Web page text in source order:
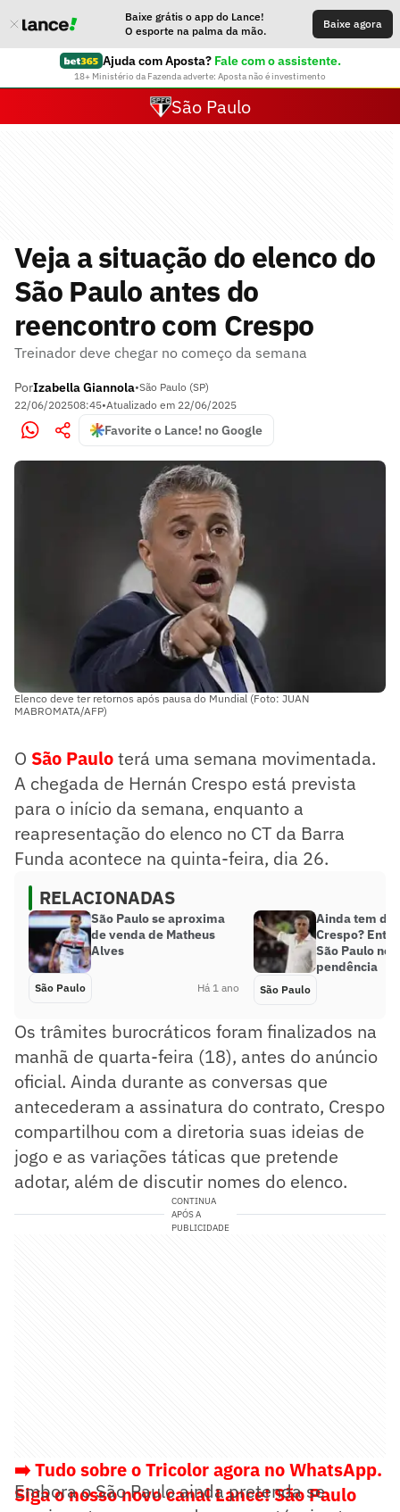
Baixe grátis o app do Lance!
O esporte na palma da mão.
Baixe agora
Ajuda com Aposta? Fale com o assistente.
18+ Ministério da Fazenda adverte: Aposta não é investimento
São Paulo
Veja a situação do elenco do
São Paulo antes do
reencontro com Crespo
Treinador deve chegar no começo da semana
PorIzabella Giannola•São Paulo (SP)
22/06/202508:45•Atualizado em 22/06/2025
Favorite o Lance! no Google
Elenco deve ter retornos após pausa do Mundial (Foto: JUAN
MABROMATA/AFP)
O São Pauloterá uma semana movimentada.
A chegada de Hernán Crespo está prevista
para o início da semana, enquanto a
reapresentação do elenco no CT da Barra
Funda acontece na quinta-feira, dia 26.
RELACIONADAS
São Paulo se aproxima
de venda de Matheus
Alves
São Paulo Há 1 ano
Ainda tem
Crespo?
São Paulo
pendência
São Paulo
Os trâmites burocráticos foram finalizados na
manhã de quarta-feira (18), antes do anúncio
oficial. Ainda durante as conversas que
antecederam a assinatura do contrato, Crespo
compartilhou com a diretoria suas ideias de
jogo e as variações táticas que pretende
adotar, além de discutir nomes do elenco.
CONTINUA
APÓS A
PUBLICIDADE
➡️ Tudo sobre o Tricolor agora no WhatsApp.
Siga o nosso novo canal Lance! São Paulo
Embora o São Paulo ainda pretenda se